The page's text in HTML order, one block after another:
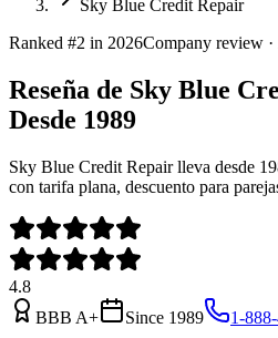
Sky Blue Credit Repair
Ranked #2 in 2026Company review ·
Reseña de Sky Blue
Desde 1989
Sky Blue Credit Repair lleva desde
con tarifa plana, descuento para
4.8
BBB A+ Since 1989
1-